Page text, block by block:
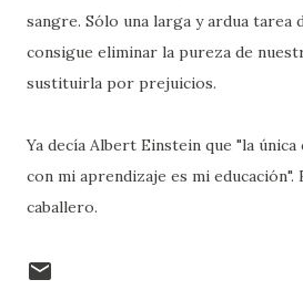
sangre. Sólo una larga y ardua tarea
consigue eliminar la pureza de
sustituirla por prejuicios.
Ya decía Albert Einstein que "la
con mi aprendizaje es mi educación".
caballero.